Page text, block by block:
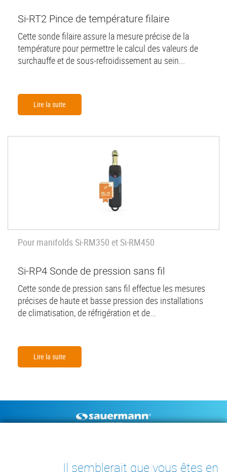
Si-RT2 Pince de température filaire
Cette sonde filaire assure la mesure précise de la
température pour permettre le calcul des valeurs de
surchauffe et de sous-refroidissement au sein...
Lire la suite
Pour manifolds Si-RM350 et Si-RM450
Si-RP4 Sonde de pression sans fil
Cette sonde de pression sans fil effectue les mesures
précises de haute et basse pression des installations
de climatisation, de réfrigération et de...
Lire la suite
DOCUMENTS TECHNIQUESIl semblerait que vous êtes en